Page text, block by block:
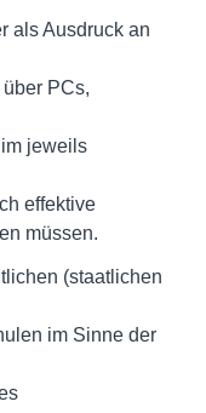
als Ausdruck an
PCs,
jeweils
effektive
müssen.
(staatlichen
im Sinne der